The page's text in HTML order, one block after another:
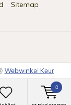
0
Sitemap
Webwinkel Keur